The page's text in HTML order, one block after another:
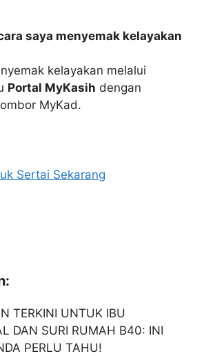
saya menyemak kelayakan
kelayakan melalui
Portal MyKasih dengan
MyKad.
Sertai Sekarang
TERKINI UNTUK IBU
DAN SURI RUMAH B40: INI
PERLU TAHU!